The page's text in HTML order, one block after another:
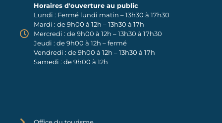
Horaires d'ouverture au public
Lundi : Fermé lundi matin – 13h30 à 17h30
Mardi : de 9h00 à 12h – 13h30 à 17h
Mercredi : de 9h00 à 12h – 13h30 à 17h30
Jeudi : de 9h00 à 12h – fermé
Vendredi : de 9h00 à 12h – 13h30 à 17h
Samedi : de 9h00 à 12h